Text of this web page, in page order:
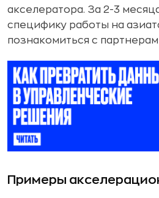
акселератора. За 2-3
специфику работы на
познакомиться с
Примеры